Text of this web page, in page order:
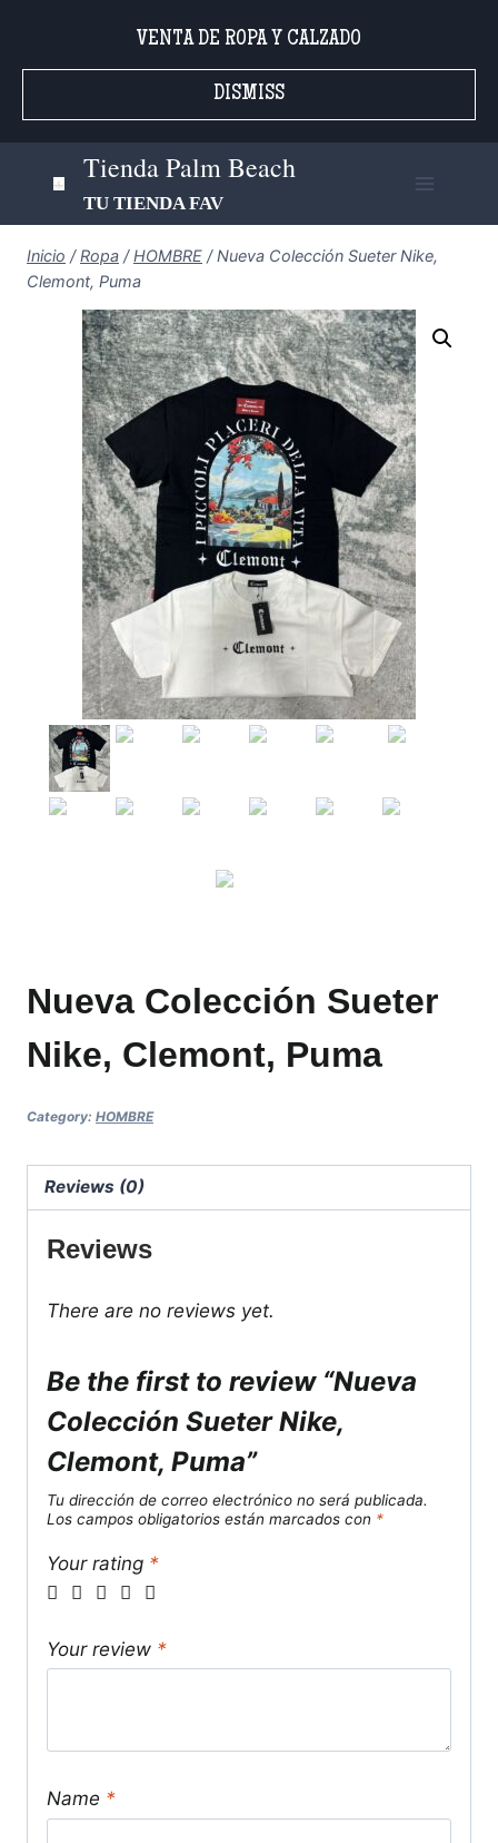
contenido
VENTA DE ROPA Y CALZADO
DISMISS
Tienda Palm Beach
TU TIENDA FAV
Inicio / Ropa / HOMBRE / Nueva Colección Sueter Nike,
Clemont, Puma
Nueva Colección Sueter
Nike, Clemont, Puma
Category: HOMBRE
Reviews (0)
Reviews
There are no reviews yet.
Be the first to review “Nueva
Colección Sueter Nike,
Clemont, Puma”
Tu dirección de correo electrónico no será publicada.
Los campos obligatorios están marcados con *
Your rating *
Your review *
Name *